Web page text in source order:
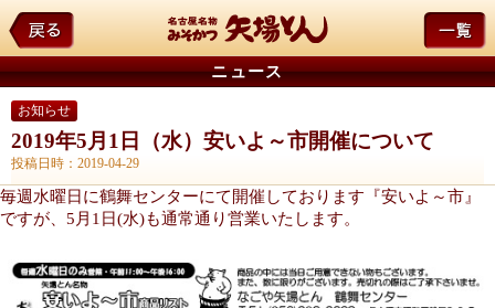
ニュース
お知らせ
2019年5月1日（水）安いよ～市開催について
投稿日時：2019-04-29
毎週水曜日に鶴舞センターにて開催しております『安いよ～市』
ですが、5月1日(水)も通常通り営業いたします。